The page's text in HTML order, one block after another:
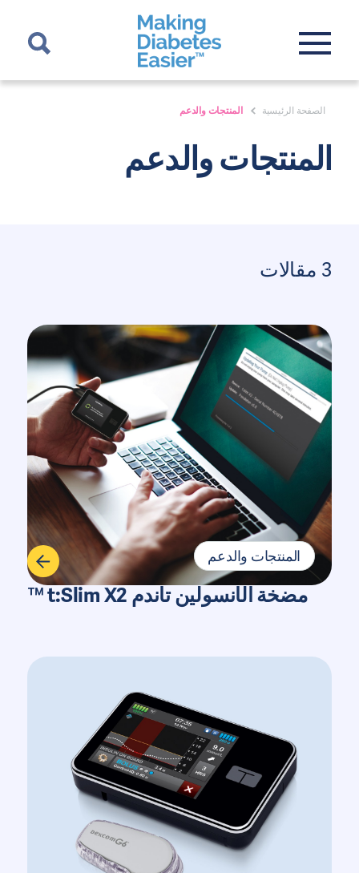
الصفحة الرئيسية المنتجات والدعم
المنتجات والدعم
3 مقالات
المنتجات والدعم
مضخة الأنسولين تاندم t:Slim X2 ™